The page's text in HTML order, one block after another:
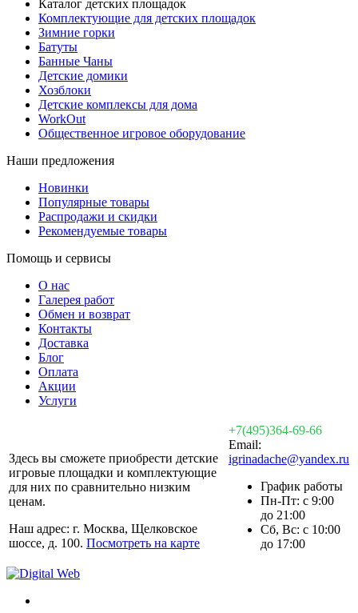
Каталог детских площадок
Комплектующие для детских площадок
Зимние горки
Батуты
Банные Чаны
Детские домики
Хозблоки
Детские комплексы для дома
WorkOut
Общественное игровое оборудование
Наши предложения
Новинки
Популярные товары
Распродажи и скидки
Рекомендуемые товары
Помощь и сервисы
О нас
Галерея работ
Обмен и возврат
Контакты
Доставка
Блог
Оплата
Акции
Услуги
Здесь вы сможете приобрести детские
игровые площадки и комплектующие
для них по сравнительно низким
ценам.
Наш адрес: г. Москва, Щелковское
шоссе, д. 100. Посмотреть на карте
+7(495)364-69-66
Email:
igrinadache@yandex.ru
График работы
Пн-Пт: с 9:00
до 21:00
Сб, Вс: с 10:00
до 17:00